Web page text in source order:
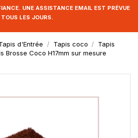
UNE ASSISTANCE EMAIL EST PRÉVUE
TOUS LES JOURS.
d'Entrée Tapis coco
Tapis
Brosse Coco H17mm sur mesure